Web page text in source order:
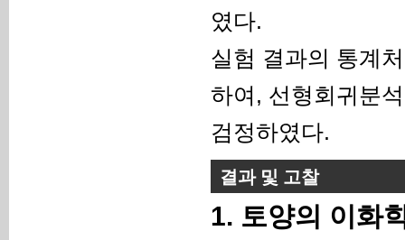
였다.
실험 결과의 통계
하여, 선형회귀분
검정하였다.
결과 및 고찰
1. 토양의 이화